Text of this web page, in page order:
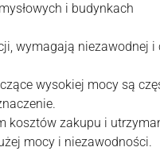
i budynkach
wymagają niezawodnej i
wysokiej mocy są
kosztów zakupu i
mocy i niezawodności.